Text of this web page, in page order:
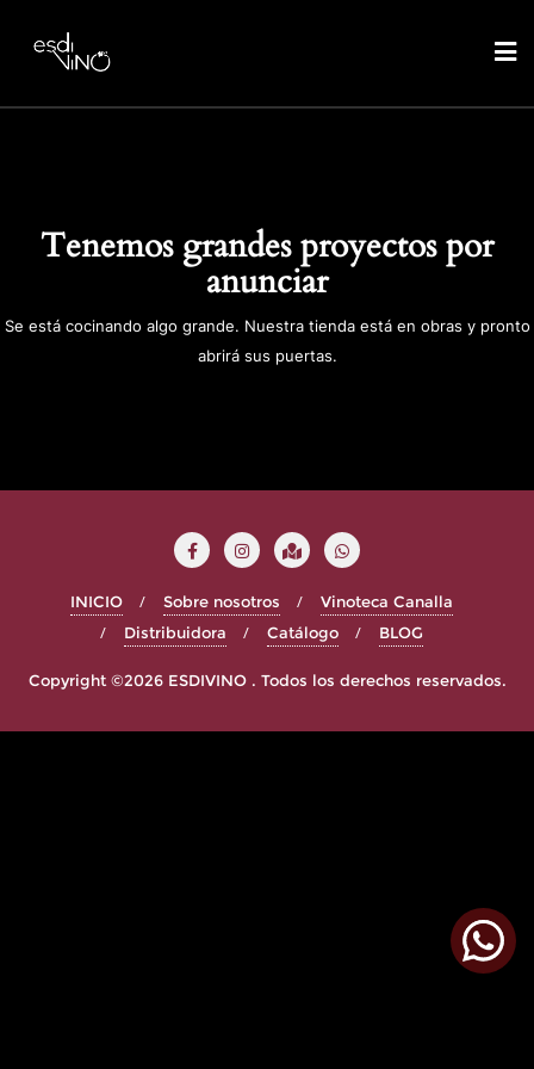
Tenemos grandes proyectos por
anunciar
Se está cocinando algo grande. Nuestra tienda está en obras y pronto
abrirá sus puertas.
INICIO Sobre nosotros
Vinoteca Canalla
Distribuidora
Catálogo BLOG
Copyright ©2026 ESDIVINO . Todos los derechos reservados.